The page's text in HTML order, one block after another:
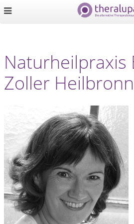
Naturheilpraxis
Zoller Heilbronn